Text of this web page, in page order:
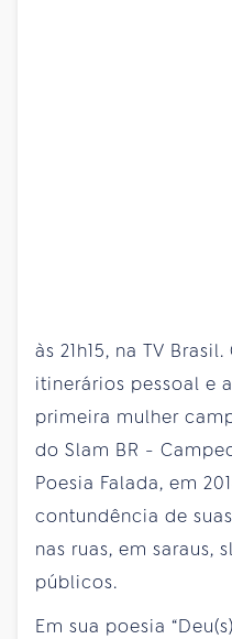
às 21h15, na TV
itinerários pessoal e
primeira mulher
do Slam BR -
Poesia Falada, em
contundência de
nas ruas, em saraus,
públicos.
Em sua poesia